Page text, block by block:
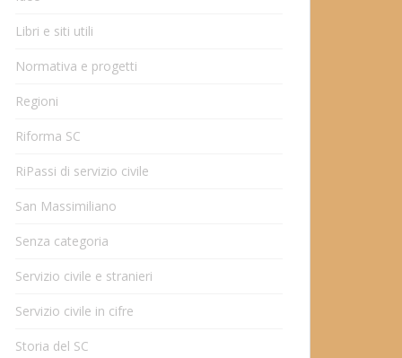
Libri e siti utili
Normativa e progetti
Regioni
Riforma SC
RiPassi di servizio civile
San Massimiliano
Senza categoria
Servizio civile e stranieri
Servizio civile in cifre
Storia del SC